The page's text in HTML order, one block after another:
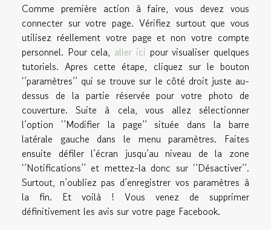
Comme première action à faire, vous devez vous
connecter sur votre page. Vérifiez surtout que vous
utilisez réellement votre page et non votre compte
personnel. Pour cela, aller ici pour visualiser quelques
tutoriels. Apres cette étape, cliquez sur le bouton
‘’paramètres’’ qui se trouve sur le côté droit juste au-
dessus de la partie réservée pour votre photo de
couverture. Suite à cela, vous allez sélectionner
l’option ‘’Modifier la page’’ située dans la barre
latérale gauche dans le menu paramètres. Faites
ensuite défiler l’écran jusqu’au niveau de la zone
‘’Notifications’’ et mettez-la donc sur ‘’Désactiver’’.
Surtout, n’oubliez pas d’enregistrer vos paramètres à
la fin. Et voilà ! Vous venez de supprimer
définitivement les avis sur votre page Facebook.